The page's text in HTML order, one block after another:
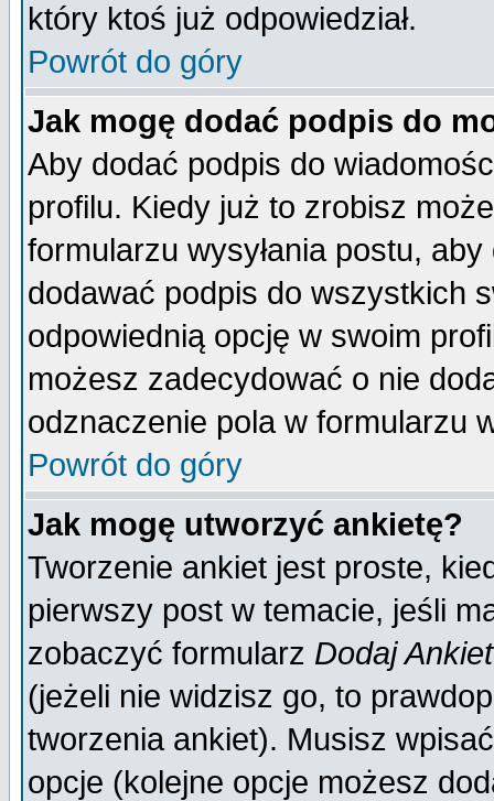
który ktoś już odpowiedział.
Powrót do góry
Jak mogę dodać podpis do
Aby dodać podpis do
profilu. Kiedy już to zrobisz
formularzu wysyłania postu,
dodawać podpis do wszystkich
odpowiednią opcję w swoim
możesz zadecydować o nie
odznaczenie pola w formularzu
Powrót do góry
Jak mogę utworzyć ankietę?
Tworzenie ankiet jest proste,
pierwszy post w temacie, jeśli
zobaczyć formularz Dodaj
(jeżeli nie widzisz go, to
tworzenia ankiet). Musisz
opcje (kolejne opcje możesz